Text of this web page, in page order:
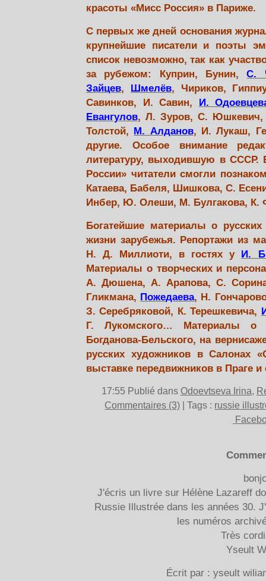
красоты «Мисс Россия» в Париже.
С первых же дней основания
крупнейшие писатели и поэты
список невозможно, так как
за рубежом: Куприн, Бунин,С.
Зайцев, Шмелёв, Чириков,
Савинков, И. Савин, И.
Евангулов, Л. Зуров, С. Юшкевич,
Толстой, М. Алданов, И. Лукаш,
другие. Особое внимание
литературу, выходившую в СССР.
России» читатели смогли
Катаева, Бабеля, Шишкова, С.
Инбер, Ю. Олеши, М. Булгакова, К.
Богатейшие материалы о
жизни зарубежья. Репортажи из
Н. Д. Миллиоти, в гостях у И.
Материалы о творческих и
А. Дюшена, А. Арапова, С.
Гликмана, Пожедаева, Н.
З. Серебряковой, К. Терешкевича,
Г. Лукомского… Материалы
Богданова-Бельского, на
русских художников в Салонах
выставке передвижников в Праге
17:55 Publié dans Odoevtseva Irina,
Commentaires (3) | Tags : russie
J'écris un livre sur Hélène Lazareff
Russie Illustrée dans les années 30.
les numéros
Très
Yseult
Écrit par : yseult